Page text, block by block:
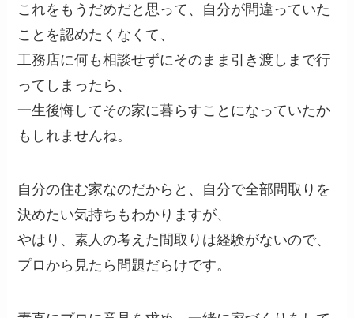
これをもうだめだと思って、自分が間違っていた
ことを認めたくなくて、
工務店に何も相談せずにそのまま引き渡しまで行
ってしまったら、
一生後悔してその家に暮らすことになっていたか
もしれませんね。
自分の住む家なのだからと、自分で全部間取りを
決めたい気持ちもわかりますが、
やはり、素人の考えた間取りは経験がないので、
プロから見たら問題だらけです。